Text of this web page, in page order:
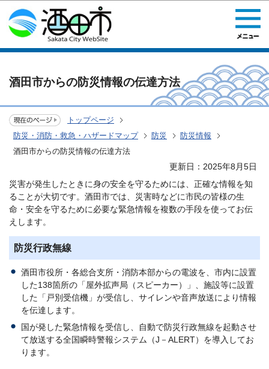
このページの本文へ移動
酒田市からの防災情報の伝達方法
トップページ
防災・消防・救急・ハザードマップ
防災
防災情報
酒田市からの防災情報の伝達方法
更新日：2025年8月5日
災害が発生したときに身の安全を守るためには、正確な情報を知
ることが大切です。酒田市では、災害時などに市民の皆様の生
命・安全を守るために必要な緊急情報を複数の手段を使ってお伝
えします。
防災行政無線
酒田市役所・各総合支所・消防本部からの電波を、市内に設置
した138箇所の「屋外拡声局（スピーカー）」、施設等に設置
した「戸別受信機」が受信し、サイレンや音声放送により情報
を伝達します。
国が発した緊急情報を受信し、自動で防災行政無線を起動させ
て放送する全国瞬時警報システム（J－ALERT）を導入してお
ります。